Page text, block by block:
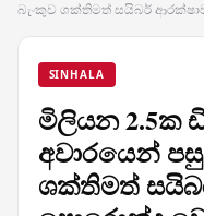
බැංකුව ශක්තිමත් සයිබර්
SINHALA
මිලියන 2.5ක
අවාරයෙන් පසු
ශක්තිමත්